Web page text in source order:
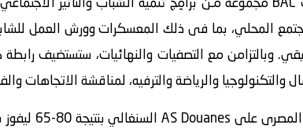
وبالتزامن مع التصفيات والنهائيات، ستستضيف
والتكنولوجيا والرياضة والترفيه، لمناقشة الاتجاهات